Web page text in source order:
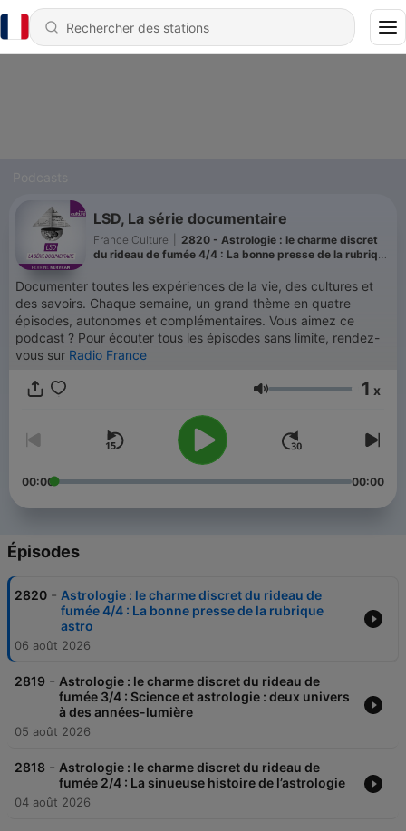
LSD, La série documentaire
France Culture
2820 - Astrologie : le charme discret
du rideau de fumée 4/4 : La bonne presse de la rubrique
Documenter toutes les expériences de la vie, des cultures et
des savoirs. Chaque semaine, un grand thème en quatre
épisodes, autonomes et complémentaires. Vous aimez ce
podcast ? Pour écouter tous les épisodes sans limite, rendez-
vous sur Radio France
Volume 1 x
00:00 00:00
Épisodes
2820 - Astrologie : le charme discret du rideau de
fumée 4/4 : La bonne presse de la rubrique
astro
06 août 2026
2819 - Astrologie : le charme discret du rideau de
fumée 3/4 : Science et astrologie : deux univers
à des années-lumière
05 août 2026
2818 - Astrologie : le charme discret du rideau de
fumée 2/4 : La sinueuse histoire de l’astrologie
04 août 2026